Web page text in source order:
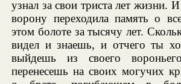
узнал за свои триста лет жизни.
ворону переходила память о
этом болоте за тысячу лет.
видел и знаешь, и отчего ты
выйдешь из своего
перенесешь на своих могучих